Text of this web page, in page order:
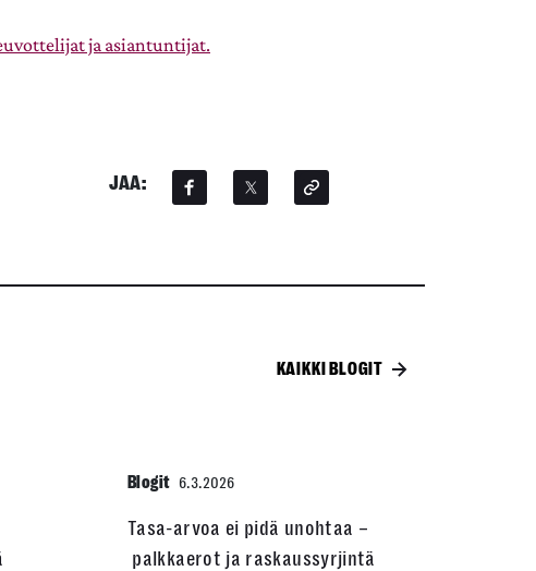
ja asiantuntijat.
JAA:
KAIKKI BLOGIT
Blogit 6.3.2026
Tasa-arvoa ei pidä unohtaa –
palkkaerot ja raskaussyrjintä